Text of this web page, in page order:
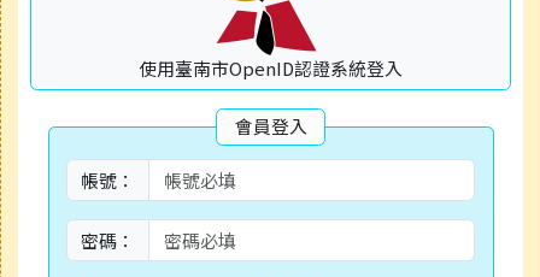
使用臺南市OpenID認證系統登入
會員登入
帳號：
密碼：